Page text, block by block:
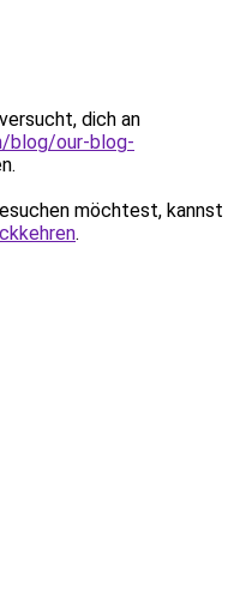
dich an
blog/our-blog-
möchtest, kannst
.